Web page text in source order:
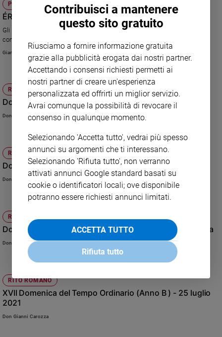
PAGINE PER L'ANIMA
ÉRGON - SÊMÉION: opera, segno, miracolo
Gli interventi straordinari di Gesù rivelano la sua vittoria sul male e
confermano l’avvento del segno di Dio da lui annunciato
Gianfranco Ravasi
RITO AMBROSIANO
Domenica 3 aprile 2022 - di Lazzaro - V di Quaresima
Don Cristiano Mauri
RITO AMBROSIANO
Domenica 6 febbraio 2022 - V dopo l'Epifania
Don Cristiano Mauri
RITO AMBROSIANO
Domenica 16 gennaio 2022 - II Domenica dopo l'Epifania
Don Cristiano Mauri
RITO ROMANO
XVII Domenica del Tempo Ordinario (Anno B ) - 25 luglio
2021
Don Gianni Carozza
Contribuisci a mantenere
questo sito gratuito
Riusciamo a fornire informazione gratuita
grazie alla pubblicità erogata dai nostri partner.
Accettando i consensi richiesti permetti ai
nostri partner di creare un'esperienza
personalizzata ed offrirti un miglior servizio.
Avrai comunque la possibilità di revocare il
consenso in qualunque momento.
Selezionando 'Accetta tutto', vedrai più spesso
annunci su argomenti che ti interessano.
Selezionando 'Rifiuta tutto', non verranno
attivati annunci Google standard basati su
cookie o identificatori locali; ove disponibile
potranno essere richiesti annunci limitati.
ACCETTA TUTTO
Rifiuta tutto